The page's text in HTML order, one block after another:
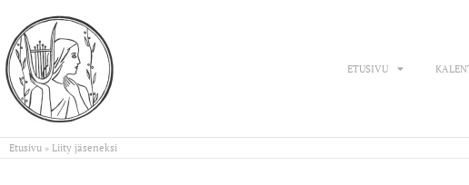
ETUSIVU
Etusivu » Liity jäseneksi